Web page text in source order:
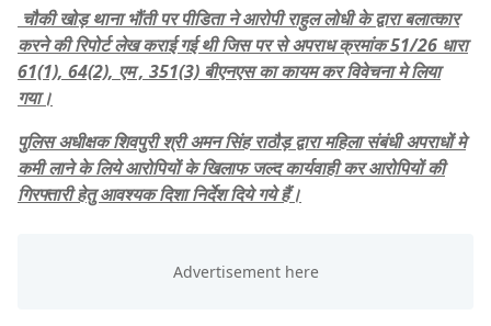
चौकी खोड़ थाना भौंती पर पीडिता ने आरोपी राहुल लोधी के द्वारा बलात्कार
करने की रिपोर्ट लेख कराई गई थी जिस पर से अपराध क्रमांक 51/26 धारा
61(1), 64(2), एम , 351(3) बीएनएस का कायम कर विवेचना मे लिया
गया।
पुलिस अधीक्षक शिवपुरी श्री अमन सिंह राठौड़ द्वारा महिला संबंधी अपराधों मे
कमी लाने के लिये आरोपियों के खिलाफ जल्द कार्यवाही कर आरोपियों की
गिरफ्तारी हेतु आवश्यक दिशा निर्देश दिये गये हैं।